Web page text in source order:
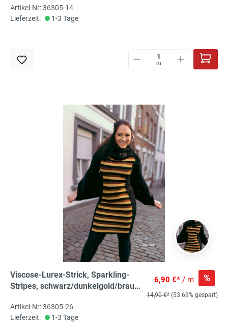
g/m²
Artikel-Nr: 36305-14
Lieferzeit:
1-3 Tage
m
Viscose-Lurex-Strick, Sparkling-
Stripes, schwarz/dunkelgold/braun,
150cm breit, 220 g/m²
6,90 €* / m %
14,90 €* (53.69% gespart)
Artikel-Nr: 36305-26
Lieferzeit:
1-3 Tage